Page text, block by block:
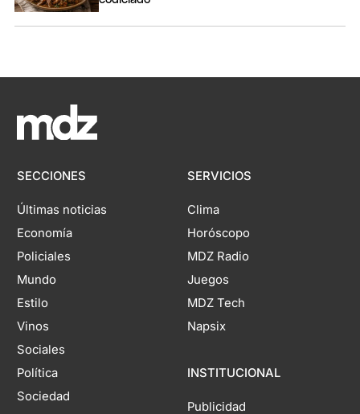
SECCIONES
Últimas noticias
Economía
Policiales
Mundo
Estilo
Vinos
Sociales
Política
Sociedad
SERVICIOS
Clima
Horóscopo
MDZ Radio
Juegos
MDZ Tech
Napsix
INSTITUCIONAL
Publicidad